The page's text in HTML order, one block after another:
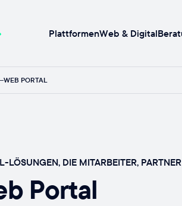
PlattformenWeb & Digital
WEB PORTAL
LÖSUNGEN, DIE MITARBEITER,
Portal